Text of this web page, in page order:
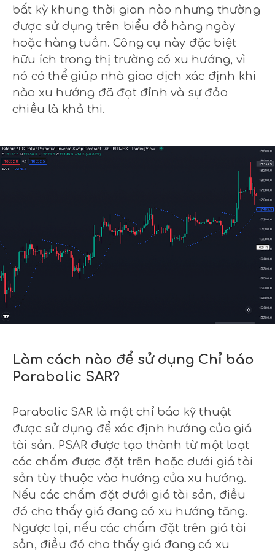
bất kỳ khung thời gian nào nhưng thường
được sử dụng trên biểu đồ hàng ngày
hoặc hàng tuần. Công cụ này đặc biệt
hữu ích trong thị trường có xu hướng, vì
nó có thể giúp nhà giao dịch xác định khi
nào xu hướng đã đạt đỉnh và sự đảo
chiều là khả thi.
Làm cách nào để sử dụng Chỉ báo
Parabolic SAR?
Parabolic SAR là một chỉ báo kỹ thuật
được sử dụng để xác định hướng của giá
tài sản. PSAR được tạo thành từ một loạt
các chấm được đặt trên hoặc dưới giá tài
sản tùy thuộc vào hướng của xu hướng.
Nếu các chấm đặt dưới giá tài sản, điều
đó cho thấy giá đang có xu hướng tăng.
Ngược lại, nếu các chấm đặt trên giá tài
sản, điều đó cho thấy giá đang có xu